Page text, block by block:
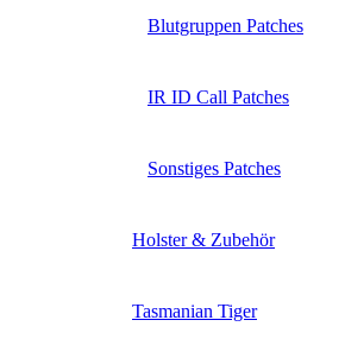
Blutgruppen Patches
IR ID Call Patches
Sonstiges Patches
Holster & Zubehör
Tasmanian Tiger